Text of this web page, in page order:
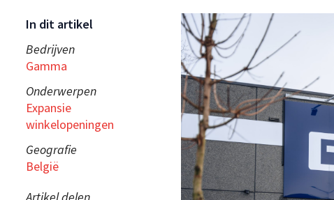
In dit artikel
Bedrijven
Gamma
Onderwerpen
Expansie
winkelopeningen
Geografie
België